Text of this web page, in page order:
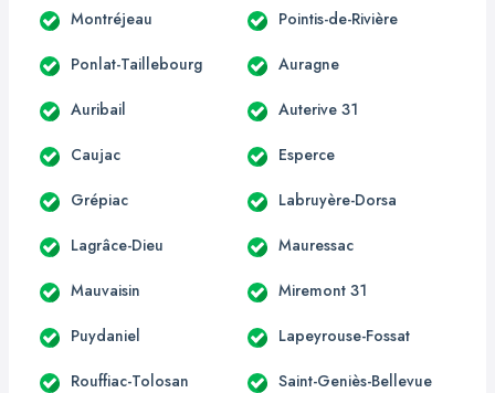
Montréjeau Pointis-de-Rivière
Ponlat-Taillebourg Auragne
Auribail Auterive 31
Caujac Esperce
Grépiac Labruyère-Dorsa
Lagrâce-Dieu Mauressac
Mauvaisin Miremont 31
Puydaniel Lapeyrouse-Fossat
Rouffiac-Tolosan Saint-Geniès-Bellevue